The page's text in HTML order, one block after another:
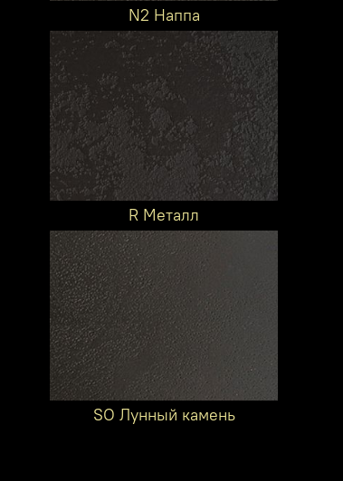
N2 Наппа
R Металл
SO Лунный камень